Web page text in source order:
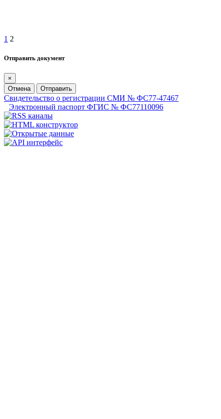
1 2
Отправить документ
×
Отмена
Отправить
Свидетельство о регистрации СМИ № ФС77-47467
Электронный паспорт ФГИС № ФС77110096